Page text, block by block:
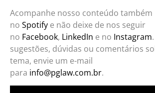
Acompanhe nosso conteúdo também
no Spotify e não deixe de nos seguir
no Facebook, LinkedIn e no Instagram
sugestões, dúvidas ou comentários
tema, envie um e-mail
para info@pglaw.com.br.